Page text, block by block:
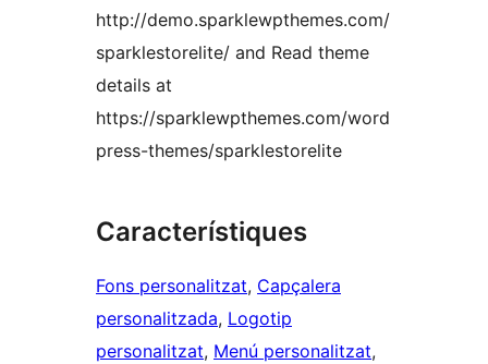
http://demo.sparklewpthemes.com/
sparklestorelite/ and Read theme
details at
https://sparklewpthemes.com/word
press-themes/sparklestorelite
Característiques
Fons personalitzat, Capçalera
personalitzada, Logotip
personalitzat, Menú personalitzat